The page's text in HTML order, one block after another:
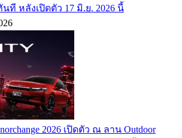
ที หลังเปิดตัว 17 มิ.ย. 2026 นี้
2026 เปิดตัว ณ ลาน Outdoor